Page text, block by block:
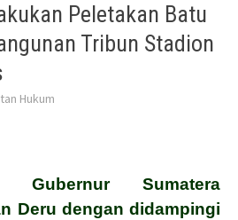
Peletakan Batu
Tribun Stadion
Hukum
Gubernur Sumatera
Deru dengan didampingi